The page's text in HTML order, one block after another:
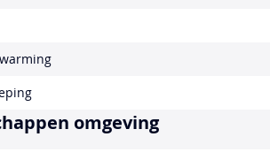
omgeving